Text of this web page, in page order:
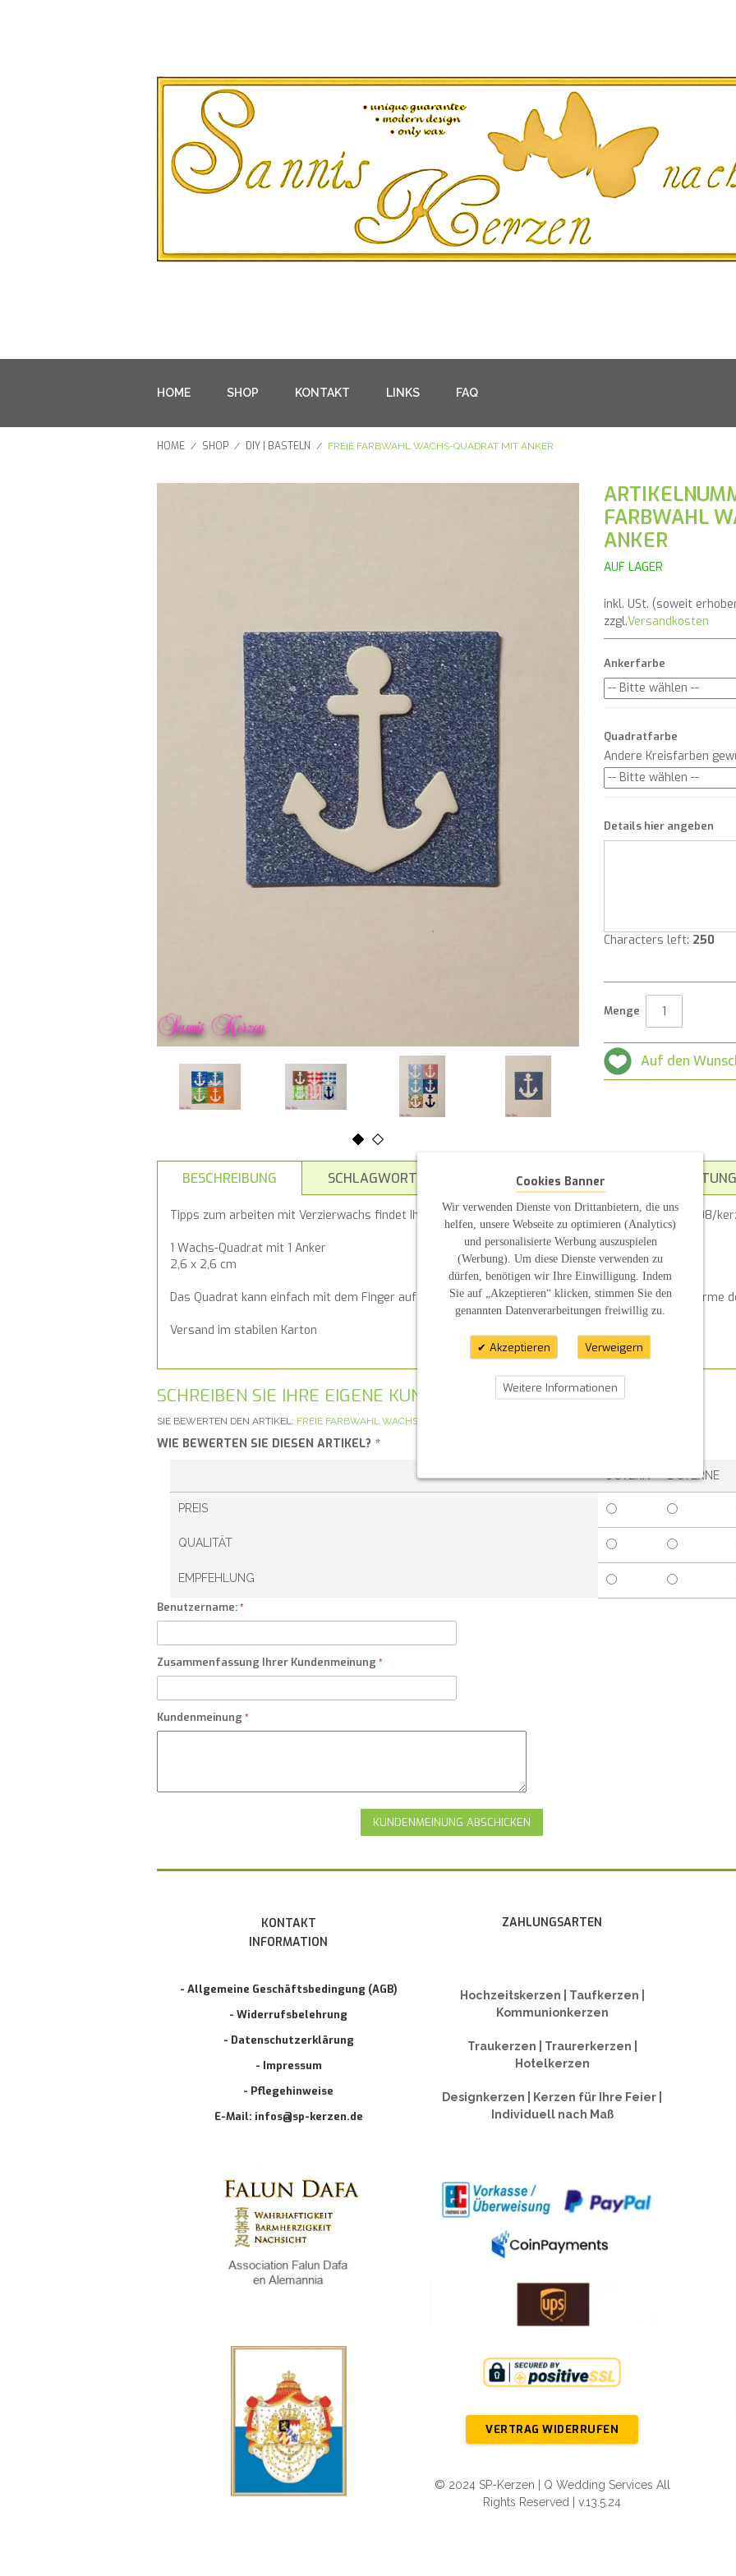
HOME SHOP KONTAKT LINKS FAQ
HOME / SHOP / DIY | BASTELN / FREIE FARBWAHL WACHS-QUADRAT MIT ANKER
FARBWAHL
ANKER
AUF LAGER
inkl. USt. (soweit
zzgl.Versandkosten
Ankerfarbe
Quadratfarbe
Andere Kreisfarben
Details hier angeben
Characters left: 250
Menge
Auf den
BESCHREIBUNG SCHLAGWORT ZUSATZINFORMATION
Tipps zum arbeiten mit Verzierwachs findet Ihr im Blog https://sannis-kerzen.blogspot.com/2019/08/
1 Wachs-Quadrat mit 1 Anker
2,6 x 2,6 cm
Das Quadrat kann einfach mit dem Finger auf die Kerze gedrückt werden und bleiben durch die Wärme
Versand im stabilen Karton
SCHREIBEN SIE IHRE EIGENE KUNDENMEINUNG
SIE BEWERTEN DEN ARTIKEL: FREIE FARBWAHL WACHS-QUADRAT MIT ANKER
WIE BEWERTEN SIE DIESEN ARTIKEL? *
1 STERN 2 STERNE
PREIS
QUALITÄT
EMPFEHLUNG
Benutzername:
Zusammenfassung Ihrer Kundenmeinung
Kundenmeinung
KUNDENMEINUNG ABSCHICKEN
KONTAKT
INFORMATION
- Allgemeine Geschäftsbedingung (AGB)
- Widerrufsbelehrung
- Datenschutzerklärung
- Impressum
- Pflegehinweise
E-Mail: infos@sp-kerzen.de
ZAHLUNGSARTEN
Hochzeitskerzen | Taufkerzen |
Kommunionkerzen
Traukerzen | Traurerkerzen |
Hotelkerzen
Designkerzen | Kerzen für Ihre Feier |
Individuell nach Maß
VERTRAG WIDERRUFEN
© 2024 SP-Kerzen | Q Wedding Services All
Rights Reserved | v.13.5.24
Cookies Banner
Wir verwenden Dienste von Drittanbietern, die uns
helfen, unsere Webseite zu optimieren (Analytics)
und personalisierte Werbung auszuspielen
(Werbung). Um diese Dienste verwenden zu
dürfen, benötigen wir Ihre Einwilligung. Indem
Sie auf „Akzeptieren“ klicken, stimmen Sie den
genannten Datenverarbeitungen freiwillig zu.
Akzeptieren Verweigern
Weitere Informationen